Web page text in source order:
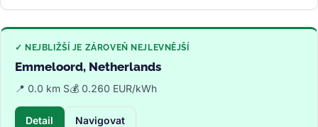
✓ NEJBLIŽŠÍ JE ZÁROVEŇ NEJLEVNĚJŠÍ
Emmeloord, Netherlands
📍 0.0 km S💰 0.260 EUR/kWh
Detail Navigovat